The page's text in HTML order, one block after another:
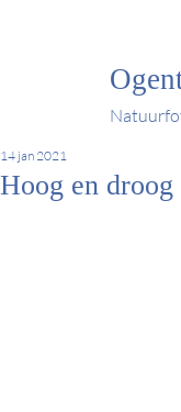
Hoog en droog
14 jan 2021